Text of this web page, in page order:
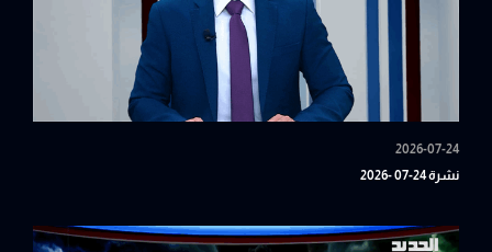
2026-07-24
نشرة 24-07 -2026